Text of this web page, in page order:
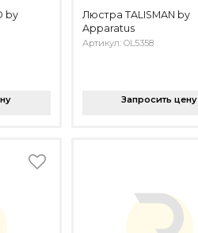
by
Люстра TALISMAN by
Apparatus
Артикул: OL5358
Запросить цену